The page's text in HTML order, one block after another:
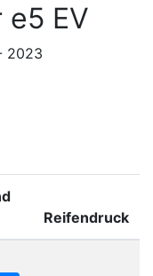
EV
2023
Reifendruck